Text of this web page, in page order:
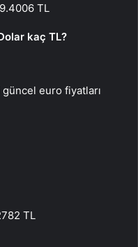
TL
kaç TL?
euro fiyatları
TL